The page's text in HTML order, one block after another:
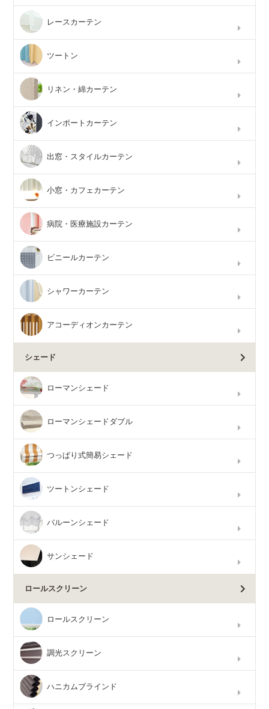
レースカーテン
ツートン
リネン・綿カーテン
インポートカーテン
出窓・スタイルカーテン
小窓・カフェカーテン
病院・医療施設カーテン
ビニールカーテン
シャワーカーテン
アコーディオンカーテン
シェード
ローマンシェード
ローマンシェードダブル
つっぱり式簡易シェード
ツートンシェード
バルーンシェード
サンシェード
ロールスクリーン
ロールスクリーン
調光スクリーン
ハニカムブラインド